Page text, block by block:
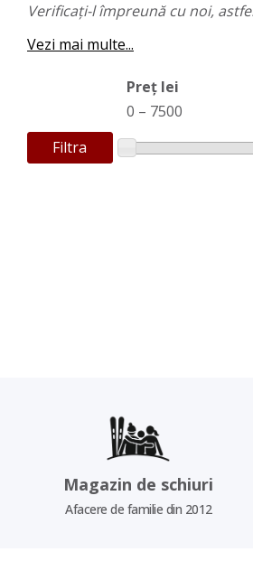
Verificați-l împreună cu noi,
Vezi mai multe...
Filtra
Preț lei
0 – 7500
Magazin de schiuri
Afacere de familie din 2012